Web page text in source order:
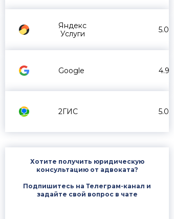
Яндекс
Услуги
5.0
Google 4.9
2ГИС 5.0
Хотите получить юридическую
консультацию от адвоката?
Подпишитесь на Телеграм-канал и
задайте свой вопрос в чате